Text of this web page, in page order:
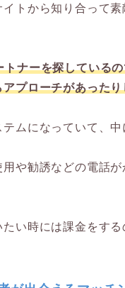
トから知り合って
ナーを探している
プローチがあった
ムになっていて、中
や勧誘などの電話
い時には課金をす